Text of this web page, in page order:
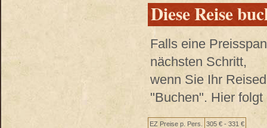
Diese Reise
Falls eine
nächsten Schritt,
wenn Sie Ihr
"Buchen". Hier
EZ Preise p. Pers.
305 € - 331 €